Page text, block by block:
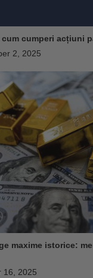
cumperi acțiuni
2, 2025
maxime istorice:
16, 2025